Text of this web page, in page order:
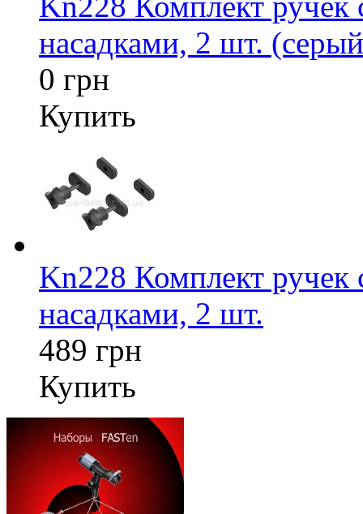
насадками, 2 шт.
0 грн
Купить
Kn228 Комплект
насадками, 2 шт.
489 грн
Купить